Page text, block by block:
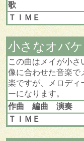
歌
ＴＩＭＥ
小さなオバケ
この曲はメイが小
像に合わせた音楽で
楽ですが、メロディ
ーになります。
作曲 編曲 演奏
ＴＩＭＥ